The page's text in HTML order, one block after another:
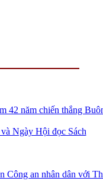
42 năm chiến thắng
Ngày Hội đọc Sách
Công an nhân dân với